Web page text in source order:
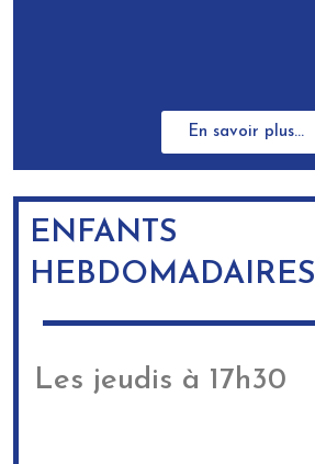
En savoir plus...
ENFANTS
HEBDOMADAIRES
Les jeudis à 17h30